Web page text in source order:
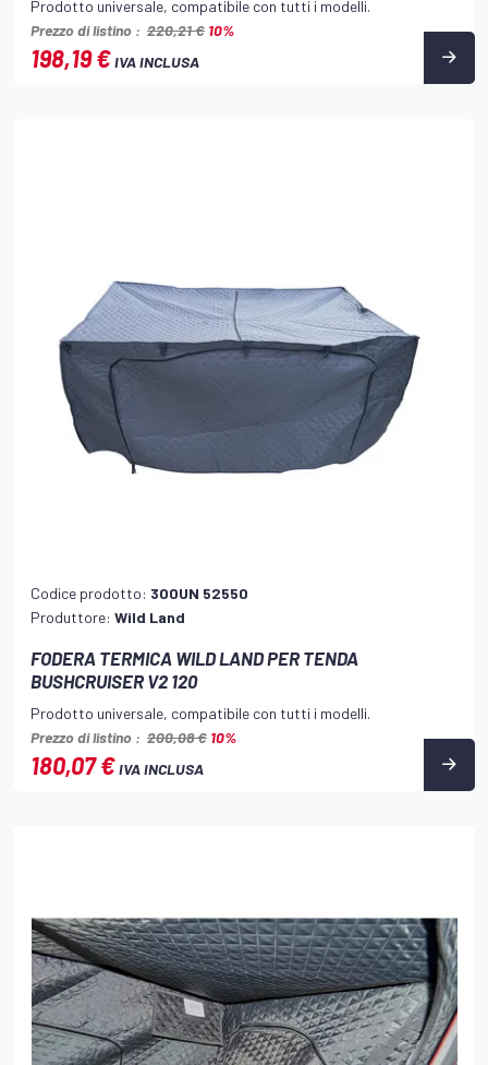
Prodotto universale, compatibile con tutti i modelli.
Prezzo di listino : 220,21 € 10%
198,19 €IVA INCLUSA
Codice prodotto: 300UN 52550
Produttore: Wild Land
FODERA TERMICA WILD LAND PER TENDA
BUSHCRUISER V2 120
Prodotto universale, compatibile con tutti i modelli.
Prezzo di listino : 200,08 € 10%
180,07 €IVA INCLUSA